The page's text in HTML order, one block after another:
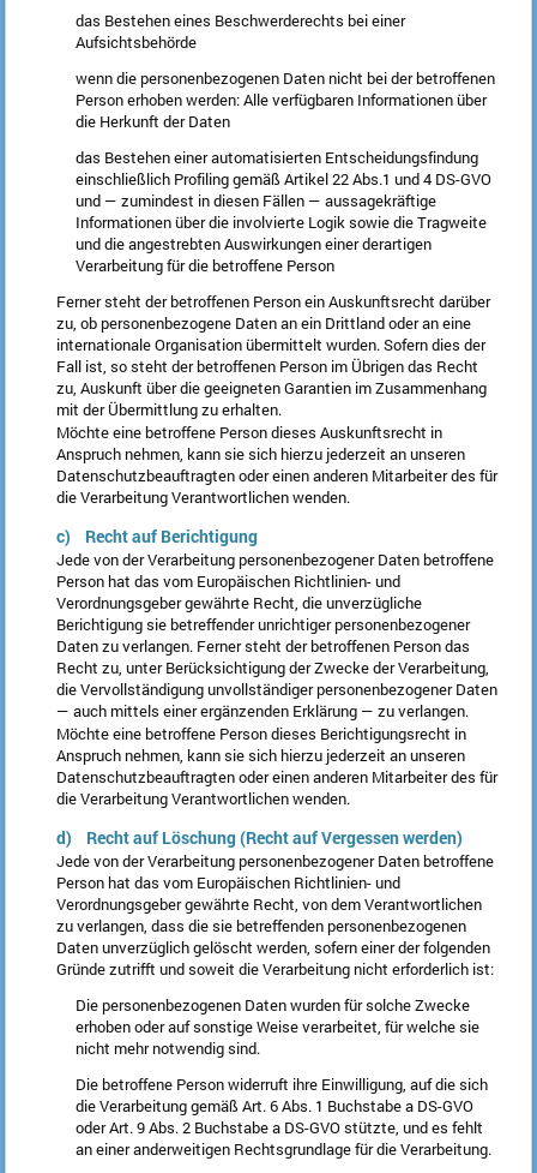
das Bestehen eines Beschwerderechts bei einer
Aufsichtsbehörde
wenn die personenbezogenen Daten nicht bei der betroffenen
Person erhoben werden: Alle verfügbaren Informationen über
die Herkunft der Daten
das Bestehen einer automatisierten Entscheidungsfindung
einschließlich Profiling gemäß Artikel 22 Abs.1 und 4 DS-GVO
und — zumindest in diesen Fällen — aussagekräftige
Informationen über die involvierte Logik sowie die Tragweite
und die angestrebten Auswirkungen einer derartigen
Verarbeitung für die betroffene Person
Ferner steht der betroffenen Person ein Auskunftsrecht darüber
zu, ob personenbezogene Daten an ein Drittland oder an eine
internationale Organisation übermittelt wurden. Sofern dies der
Fall ist, so steht der betroffenen Person im Übrigen das Recht
zu, Auskunft über die geeigneten Garantien im Zusammenhang
mit der Übermittlung zu erhalten.
Möchte eine betroffene Person dieses Auskunftsrecht in
Anspruch nehmen, kann sie sich hierzu jederzeit an unseren
Datenschutzbeauftragten oder einen anderen Mitarbeiter des für
die Verarbeitung Verantwortlichen wenden.
c) Recht auf Berichtigung
Jede von der Verarbeitung personenbezogener Daten betroffene
Person hat das vom Europäischen Richtlinien- und
Verordnungsgeber gewährte Recht, die unverzügliche
Berichtigung sie betreffender unrichtiger personenbezogener
Daten zu verlangen. Ferner steht der betroffenen Person das
Recht zu, unter Berücksichtigung der Zwecke der Verarbeitung,
die Vervollständigung unvollständiger personenbezogener Daten
— auch mittels einer ergänzenden Erklärung — zu verlangen.
Möchte eine betroffene Person dieses Berichtigungsrecht in
Anspruch nehmen, kann sie sich hierzu jederzeit an unseren
Datenschutzbeauftragten oder einen anderen Mitarbeiter des für
die Verarbeitung Verantwortlichen wenden.
d) Recht auf Löschung (Recht auf Vergessen werden)
Jede von der Verarbeitung personenbezogener Daten betroffene
Person hat das vom Europäischen Richtlinien- und
Verordnungsgeber gewährte Recht, von dem Verantwortlichen
zu verlangen, dass die sie betreffenden personenbezogenen
Daten unverzüglich gelöscht werden, sofern einer der folgenden
Gründe zutrifft und soweit die Verarbeitung nicht erforderlich ist:
Die personenbezogenen Daten wurden für solche Zwecke
erhoben oder auf sonstige Weise verarbeitet, für welche sie
nicht mehr notwendig sind.
Die betroffene Person widerruft ihre Einwilligung, auf die sich
die Verarbeitung gemäß Art. 6 Abs. 1 Buchstabe a DS-GVO
oder Art. 9 Abs. 2 Buchstabe a DS-GVO stützte, und es fehlt
an einer anderweitigen Rechtsgrundlage für die Verarbeitung.